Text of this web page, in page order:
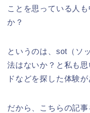
ことを思っている人
か？
というのは、sot（ソ
法はないか？と私も
ドなどを探した体験
だから、こちらの記